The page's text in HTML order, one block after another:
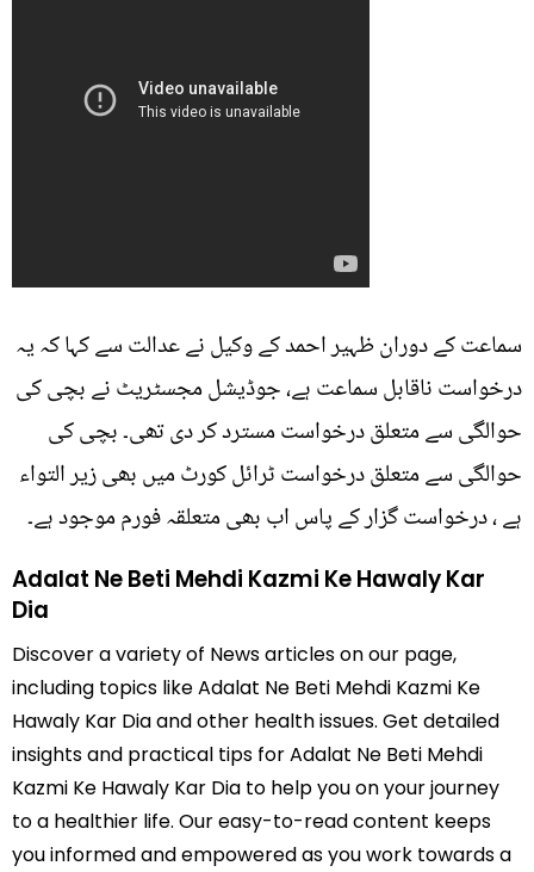
سماعت کے دوران ظہیر احمد کے وکیل نے عدالت سے کہا کہ یہ
درخواست ناقابل سماعت ہے، جوڈیشل مجسٹریٹ نے بچی کی
حوالگی سے متعلق درخواست مسترد کر دی تھی۔ بچی کی
حوالگی سے متعلق درخواست ٹرائل کورٹ میں بھی زیر التواء
ہے ، درخواست گزار کے پاس اب بھی متعلقہ فورم موجود ہے۔
Adalat Ne Beti Mehdi Kazmi Ke Hawaly Kar
Dia
Discover a variety of News articles on our page,
including topics like Adalat Ne Beti Mehdi Kazmi Ke
Hawaly Kar Dia and other health issues. Get detailed
insights and practical tips for Adalat Ne Beti Mehdi
Kazmi Ke Hawaly Kar Dia to help you on your journey
to a healthier life. Our easy-to-read content keeps
you informed and empowered as you work towards a